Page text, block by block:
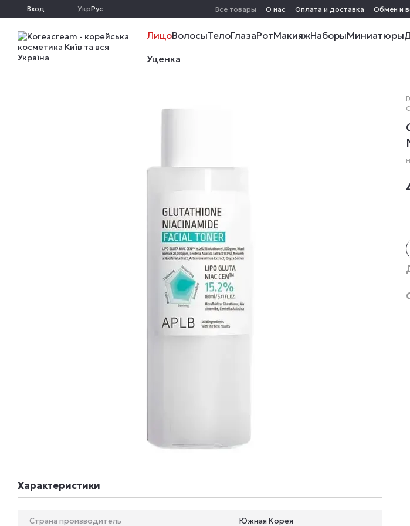
Перейти к основному контенту
Вход УкрРус Все товары О нас Оплата и доставка Обмен и
ЛицоВолосыТелоГлазаРотМакияжНаборыМиниатюры
Уценка
Характеристики
Страна производитель Южная Корея